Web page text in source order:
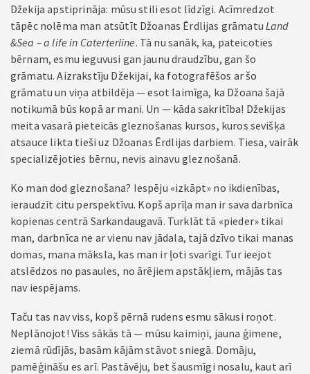
Džekija apstiprināja: mūsu stili esot līdzīgi. Acīmredzot
tāpēc nolēma man atsūtīt Džoanas Ērdlijas grāmatuLand
&Sea – a life in Caterterline. Tā nu sanāk, ka, pateicoties
bērnam, esmu ieguvusi gan jaunu draudzību, gan šo
grāmatu. Aizrakstīju Džekijai, ka fotografēšos ar šo
grāmatu un viņa atbildēja — esot laimīga, ka Džoana šajā
notikumā būs kopā ar mani. Un — kāda sakritība! Džekijas
meita vasarā pieteicās gleznošanas kursos, kuros sevišķa
atsauce likta tieši uz Džoanas Ērdlijas darbiem. Tiesa, vairāk
specializējoties bērnu, nevis ainavu gleznošanā.
Ko man dod gleznošana? Iespēju «izkāpt» no ikdienības,
ieraudzīt citu perspektīvu. Kopš aprīļa man ir sava darbnīca
kopienas centrā Sarkandaugavā. Turklāt tā «pieder» tikai
man, darbnīca ne ar vienu nav jādala, tajā dzīvo tikai manas
domas, mana māksla, kas man ir ļoti svarīgi. Tur ieejot
atslēdzos no pasaules, no ārējiem apstākļiem, mājās tas
nav iespējams.
Taču tas nav viss, kopš pērnā rudens esmu sākusi roņot.
Neplānojot! Viss sākās tā — mūsu kaimiņi, jauna ģimene,
ziemā rūdījās, basām kājām stāvot sniegā. Domāju,
pamēģināšu es arī. Pastāvēju, bet šausmīgi nosalu, kaut arī